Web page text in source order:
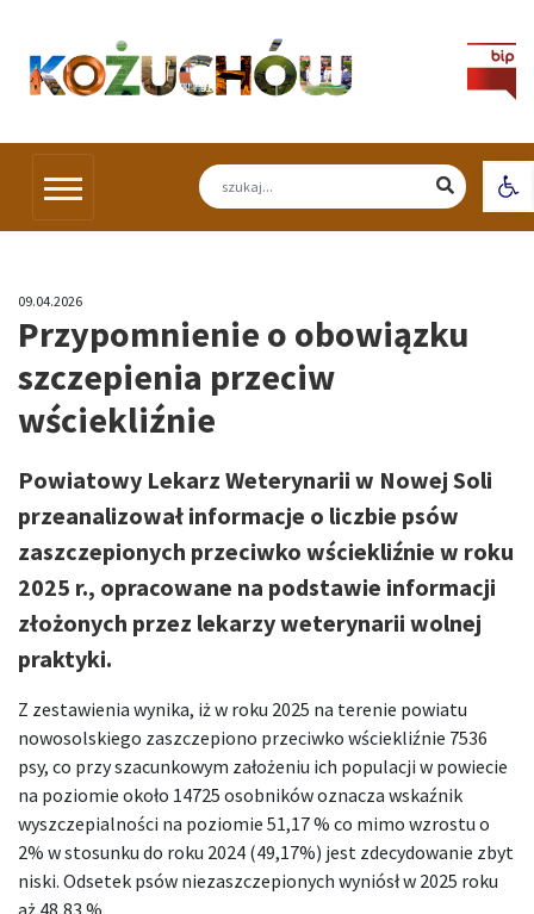
content
09.04.2026
Przypomnienie o obowiązku
szczepienia przeciw
wściekliźnie
Powiatowy Lekarz Weterynarii w Nowej Soli
przeanalizował informacje o liczbie psów
zaszczepionych przeciwko wściekliźnie w roku
2025 r., opracowane na podstawie informacji
złożonych przez lekarzy weterynarii wolnej
praktyki.
Z zestawienia wynika, iż w roku 2025 na terenie powiatu
nowosolskiego zaszczepiono przeciwko wściekliźnie 7536
psy, co przy szacunkowym założeniu ich populacji w powiecie
na poziomie około 14725 osobników oznacza wskaźnik
wyszczepialności na poziomie 51,17 % co mimo wzrostu o
2% w stosunku do roku 2024 (49,17%) jest zdecydowanie zbyt
niski. Odsetek psów niezaszczepionych wyniósł w 2025 roku
aż 48,83 %.